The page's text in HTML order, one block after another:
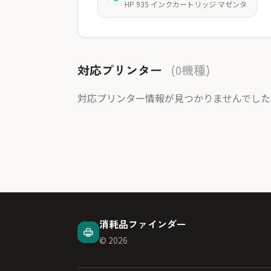
HP 935 インクカートリッジ マゼンタ
対応プリンター (0機種)
対応プリンター情報が見つかりませんでし
消耗品ファインダー
© 2026